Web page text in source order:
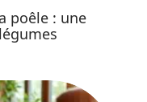
poêle : une